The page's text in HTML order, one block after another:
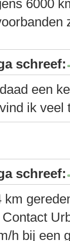
6000
schreef:
een
ik
schreef:
km
h bij een